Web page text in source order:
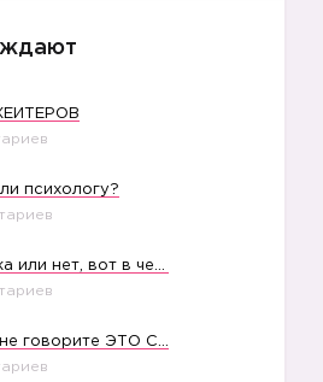
🔝
психологу?